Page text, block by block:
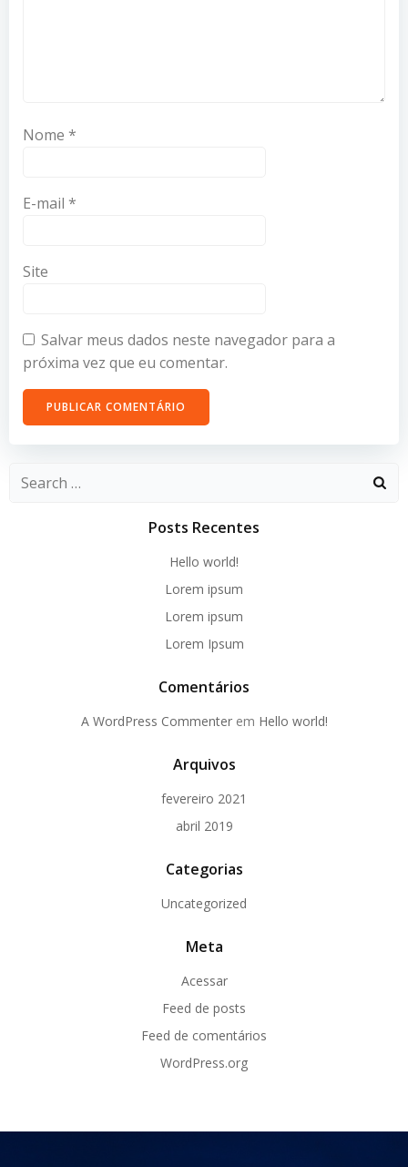
Nome *
E-mail *
Site
Salvar meus dados neste navegador para a
próxima vez que eu comentar.
Search
Posts Recentes
Hello world!
Lorem ipsum
Lorem ipsum
Lorem Ipsum
Comentários
A WordPress Commenterem Hello world!
Arquivos
fevereiro 2021
abril 2019
Categorias
Uncategorized
Meta
Acessar
Feed de posts
Feed de comentários
WordPress.org